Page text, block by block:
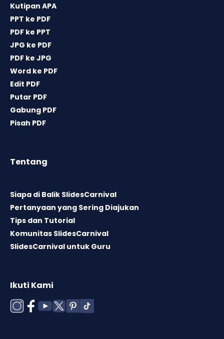
Kutipan APA
PPT ke PDF
PDF ke PPT
JPG ke PDF
PDF ke JPG
Word ke PDF
Edit PDF
Putar PDF
Gabung PDF
Pisah PDF
Tentang
Siapa di Balik SlidesCarnival
Pertanyaan yang Sering Diajukan
Tips dan Tutorial
Komunitas SlidesCarnival
SlidesCarnival untuk Guru
Ikuti Kami